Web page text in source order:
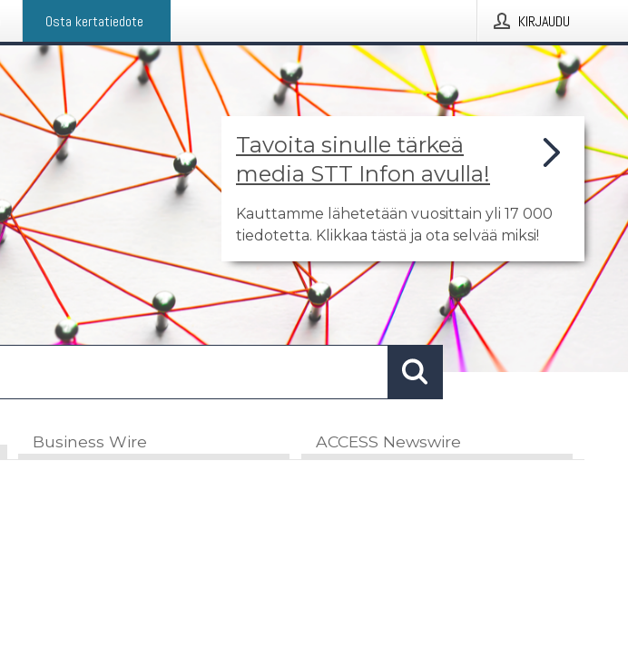
Osta kertatiedote KIRJAUDU
Tavoita sinulle tärkeä
media STT Infon avulla!
Kauttamme lähetetään vuosittain yli 17 000
tiedotetta. Klikkaa tästä ja ota selvää miksi!
Business Wire ACCESS Newswire